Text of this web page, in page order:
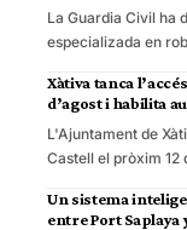
La Guardia Civil ha
especializada en
Xàtiva tanca
d’agost i habilita
L'Ajuntament de
Castell el pròxim
Un sistema
entre Port